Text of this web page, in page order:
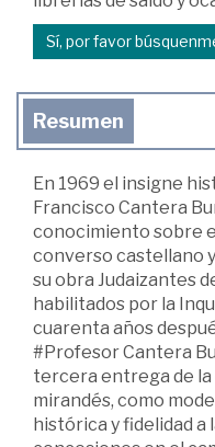
Sí, por favor
Resumen
En 1969 el insigne
Francisco Cantera
conocimiento sobre
converso castellano
su obra Judaizantes
habilitados por la
cuarenta años
#Profesor Cantera
tercera entrega de
mirandés, como
histórica y fidelidad a